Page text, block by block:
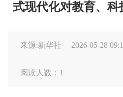
式现代化对教育、科
来源:新华社 2026-05-28
阅读人数： 1